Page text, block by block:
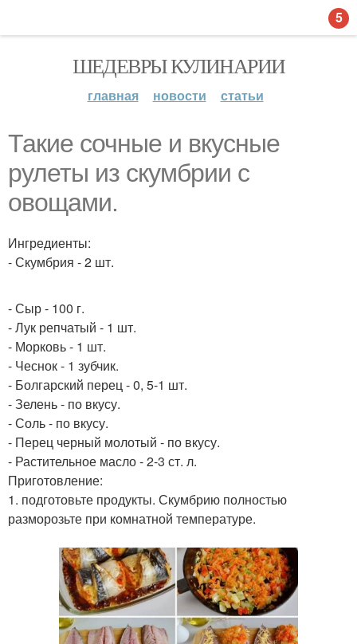
ШЕДЕВРЫ КУЛИНАРИИ
главная новости статьи
Такие сочные и вкусные
рулеты из скумбрии с
овощами.
Ингредиенты:
- Скумбрия - 2 шт.
- Сыр - 100 г.
- Лук репчатый - 1 шт.
- Морковь - 1 шт.
- Чеснок - 1 зубчик.
- Болгарский перец - 0, 5-1 шт.
- Зелень - по вкусу.
- Соль - по вкусу.
- Перец черный молотый - по вкусу.
- Растительное масло - 2-3 ст. л.
Приготовление:
1. подготовьте продукты. Скумбрию полностью
разморозьте при комнатной температуре.
5